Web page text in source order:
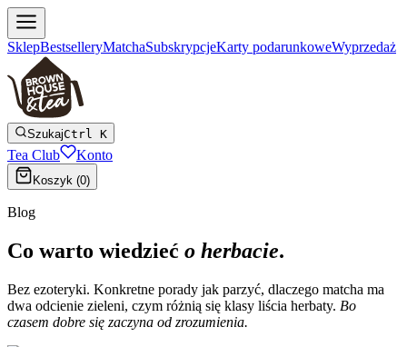
SklepBestselleryMatchaSubskrypcjeKarty podarunkoweWyprzedaż
SzukajCtrl K
Tea Club Konto
Koszyk (0)
Blog
Co warto wiedzieć o herbacie.
Bez ezoteryki. Konkretne porady jak parzyć, dlaczego matcha ma
dwa odcienie zieleni, czym różnią się klasy liścia herbaty. Bo
czasem dobre się zaczyna od zrozumienia.